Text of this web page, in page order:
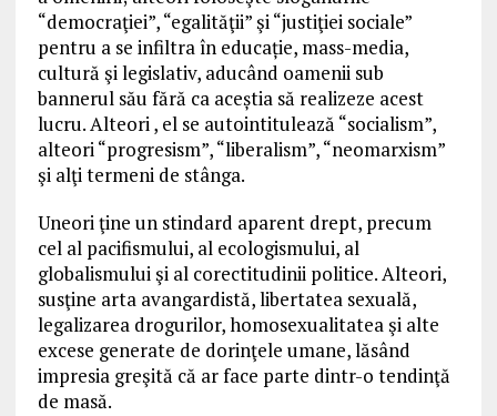
“democraţiei”, “egalităţii” şi “justiţiei sociale”
pentru a se infiltra în educație, mass-media,
cultură şi legislativ, aducând oamenii sub
bannerul său fără ca aceștia să realizeze acest
lucru.Alteori , el se autointitulează “socialism”,
alteori “progresism”, “liberalism”, “neomarxism”
şi alţi termeni de stânga.
Uneori ţine un stindard aparent drept, precum
cel al pacifismului, al ecologismului, al
globalismului şi al corectitudinii politice. Alteori,
susţine arta avangardistă, libertatea sexuală,
legalizarea drogurilor, homosexualitatea şi alte
excese generate de dorinţele umane, lăsând
impresia greşită că ar face parte dintr-o tendinţă
de masă.